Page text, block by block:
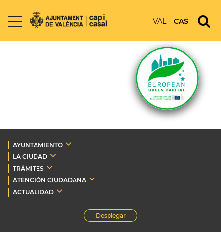
VAL CAS
AYUNTAMIENTO
LA CIUDAD
TRÁMITES
ATENCIÓN CIUDADANA
ACTUALIDAD
Desplegar